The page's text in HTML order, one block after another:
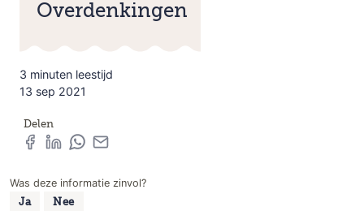
Overdenkingen
3 minuten leestijd
13 sep 2021
Delen
Was deze informatie zinvol?
Ja Nee